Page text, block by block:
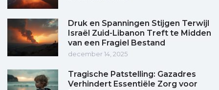
Druk en Spanningen Stijgen Terwijl
Israël Zuid-Libanon Treft te Midden
van een Fragiel Bestand
december 14, 2025
Tragische Patstelling: Gazadres
Verhindert Essentiële Zorg voor